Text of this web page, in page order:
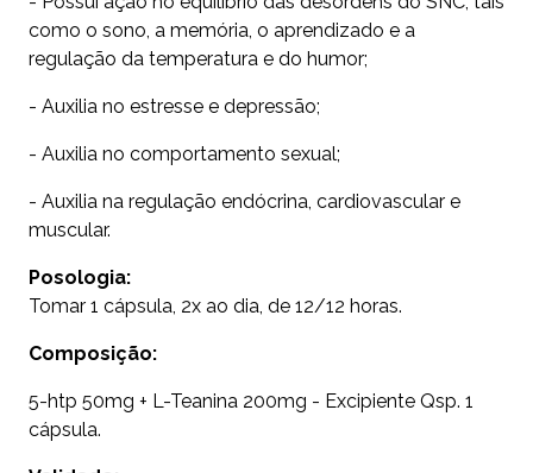
como o sono, a memória, o aprendizado e a
regulação da temperatura e do humor;
- Auxilia no estresse e depressão;
- Auxilia no comportamento sexual;
- Auxilia na regulação endócrina, cardiovascular e
muscular.
Posologia:
Tomar 1 cápsula, 2x ao dia, de 12/12 horas.
Composição:
5-htp 50mg + L-Teanina 200mg - Excipiente Qsp. 1
cápsula.